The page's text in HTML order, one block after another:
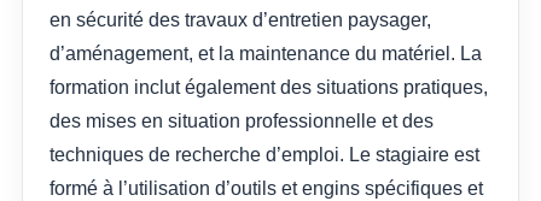
en sécurité des travaux d’entretien paysager,
d’aménagement, et la maintenance du matériel. La
formation inclut également des situations pratiques,
des mises en situation professionnelle et des
techniques de recherche d’emploi. Le stagiaire est
formé à l’utilisation d’outils et engins spécifiques et